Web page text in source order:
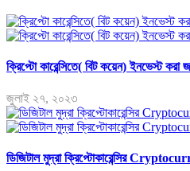
ক্রিপ্টো কারেন্সিতে( বিট কয়েন) ইনভেস্ট করা
জুলাই ২৭, ২০২৩
ডিজিটাল মুদ্রা ক্রিপ্টোকারেন্সির